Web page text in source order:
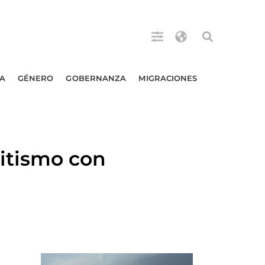
GÉNERO GOBERNANZA MIGRACIONES
con